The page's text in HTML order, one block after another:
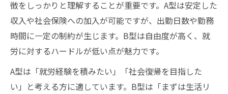
徴をしっかりと理解することが重要です。A型は安定した
収入や社会保険への加入が可能ですが、出勤日数や勤務
時間に一定の制約が生じます。B型は自由度が高く、就
労に対するハードルが低い点が魅力です。
A型は「就労経験を積みたい」「社会復帰を目指した
い」と考える方に適しています。B型は「まずは生活リ